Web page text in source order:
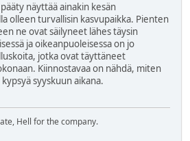
näyttää ainakin kesän
olleen turvallisin kasvupaikka. Pienten
ne ovat säilyneet lähes täysin
ja oikeanpuoleisessa on jo
jotka ovat täyttäneet
Kiinnostavaa on nähdä, miten
syyskuun aikana.
Hell for the company.